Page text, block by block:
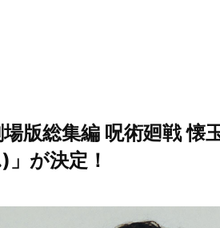
版総集編 呪術廻戦 懐
が決定！